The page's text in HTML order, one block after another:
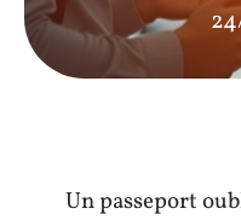
Un passeport